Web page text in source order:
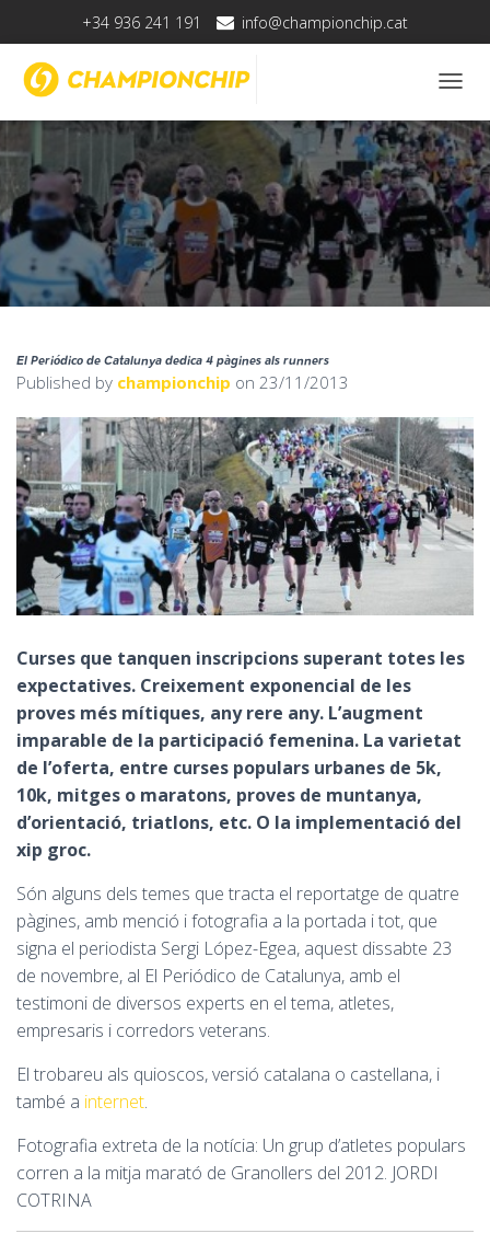
+34 936 241 191 info@championchip.cat
O
G
G
L
E
N
A
V
G
El Periódico de Catalunya dedica 4 pàgines als runners
Published by championchip on 23/11/2013
Curses que tanquen inscripcions superant totes les
expectatives. Creixement exponencial de les
proves més mítiques, any rere any. L’augment
imparable de la participació femenina. La varietat
de l’oferta, entre curses populars urbanes de 5k,
10k, mitges o maratons, proves de muntanya,
d’orientació, triatlons, etc. O la implementació del
xip groc.
Són alguns dels temes que tracta el reportatge de quatre
pàgines, amb menció i fotografia a la portada i tot, que
signa el periodista Sergi López-Egea, aquest dissabte 23
de novembre, al El Periódico de Catalunya, amb el
testimoni de diversos experts en el tema, atletes,
empresaris i corredors veterans.
El trobareu als quioscos, versió catalana o castellana, i
també a internet.
Fotografia extreta de la notícia: Un grup d’atletes populars
corren a la mitja marató de Granollers del 2012. JORDI
COTRINA